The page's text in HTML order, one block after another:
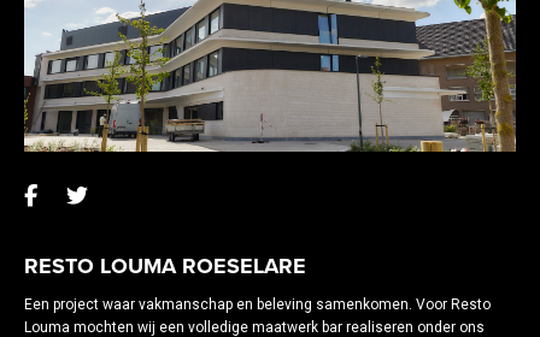
RESTO LOUMA ROESELARE
Een project waar vakmanschap en beleving samenkomen. Voor Resto
Louma mochten wij een volledige maatwerk bar realiseren onder ons